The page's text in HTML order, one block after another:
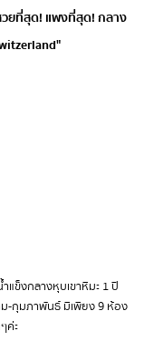
ยที่สุด! แพงที่สุด! กลาง
แข็งกลางหุบเขาหิมะ 1 ปี
-กุมภาพันธ์ มีเพียง 9 ห้อง
ค่ะ